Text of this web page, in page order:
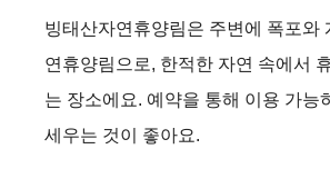
빙태산자연휴양림은 주변에 폭포와
연휴양림으로, 한적한 자연 속에서
는 장소에요. 예약을 통해 이용 가능
세우는 것이 좋아요.